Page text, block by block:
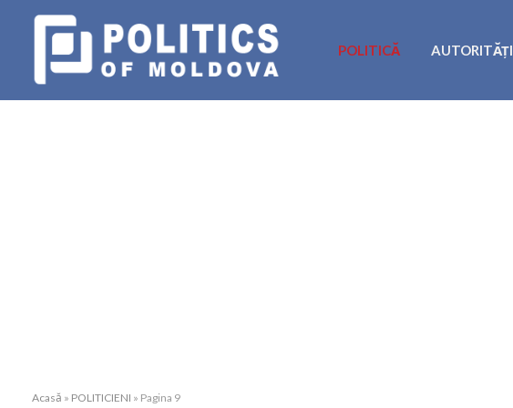
POLITICĂ AUTORITĂȚI
Acasă » POLITICIENI » Pagina 9